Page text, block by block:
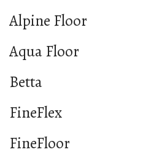
Alpine Floor
Aqua Floor
Betta
FineFlex
FineFloor